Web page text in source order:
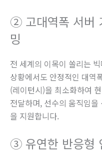
② 고대역폭 서버
밍
전 세계의 이목이 쏠리는
상황에서도 안정적인 대역
(레이턴시)을 최소화하여
전달하며, 선수의 움직임
을 지원합니다.
③ 유연한 반응형